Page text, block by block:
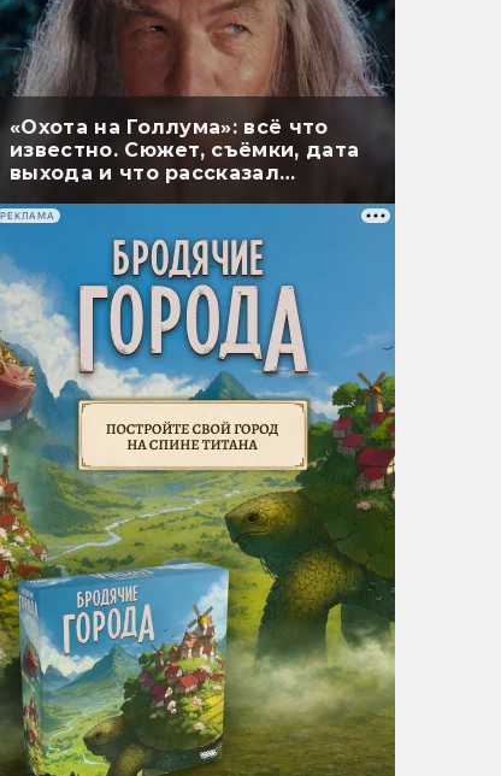
«Охота на Голлума»: всё что
известно. Сюжет, съёмки, дата
выхода и что рассказал
РЕКЛАМА